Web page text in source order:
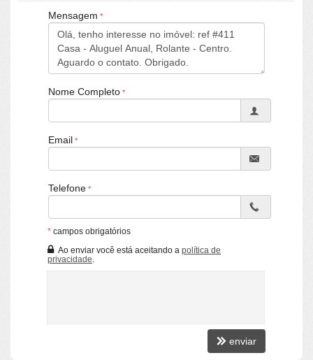
LA VILLE IMÓVEIS
CRECI/RS 25036-J - Rolante / RS
Mensagem
Nome Completo
Email
Telefone
* campos obrigatórios
Ao enviar você está aceitando a política de
privacidade
enviar